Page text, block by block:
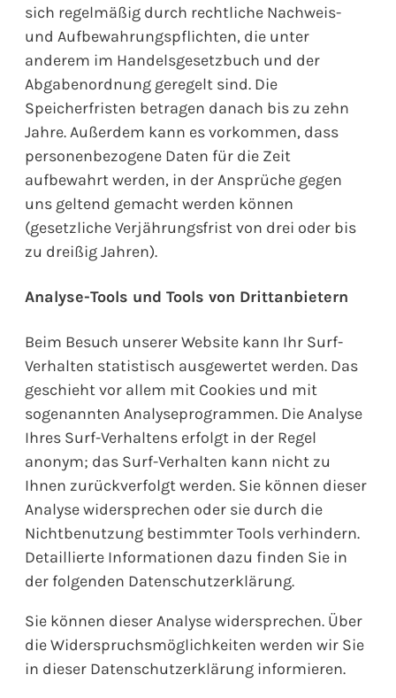
sich regelmäßig durch rechtliche Nachweis-
und Aufbewahrungspflichten, die unter
anderem im Handelsgesetzbuch und der
Abgabenordnung geregelt sind. Die
Speicherfristen betragen danach bis zu zehn
Jahre. Außerdem kann es vorkommen, dass
personenbezogene Daten für die Zeit
aufbewahrt werden, in der Ansprüche gegen
uns geltend gemacht werden können
(gesetzliche Verjährungsfrist von drei oder bis
zu dreißig Jahren).
Analyse-Tools und Tools von Drittanbietern
Beim Besuch unserer Website kann Ihr Surf-
Verhalten statistisch ausgewertet werden. Das
geschieht vor allem mit Cookies und mit
sogenannten Analyseprogrammen. Die Analyse
Ihres Surf-Verhaltens erfolgt in der Regel
anonym; das Surf-Verhalten kann nicht zu
Ihnen zurückverfolgt werden. Sie können dieser
Analyse widersprechen oder sie durch die
Nichtbenutzung bestimmter Tools verhindern.
Detaillierte Informationen dazu finden Sie in
der folgenden Datenschutzerklärung.
Sie können dieser Analyse widersprechen. Über
die Widerspruchsmöglichkeiten werden wir Sie
in dieser Datenschutzerklärung informieren.